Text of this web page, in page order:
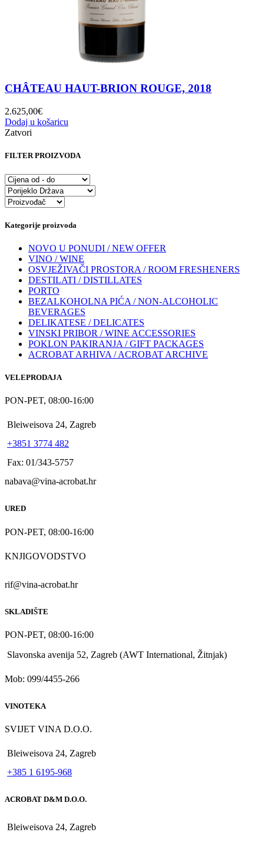
CHÂTEAU HAUT-BRION ROUGE, 2018
2.625,00€
Dodaj u košaricu
Zatvori
FILTER PROIZVODA
Kategorije proizvoda
NOVO U PONUDI / NEW OFFER
VINO / WINE
OSVJEŽIVAČI PROSTORA / ROOM FRESHENERS
DESTILATI / DISTILLATES
PORTO
BEZALKOHOLNA PIĆA / NON-ALCOHOLIC
BEVERAGES
DELIKATESE / DELICATES
VINSKI PRIBOR / WINE ACCESSORIES
POKLON PAKIRANJA / GIFT PACKAGES
ACROBAT ARHIVA / ACROBAT ARCHIVE
VELEPRODAJA
PON-PET, 08:00-16:00
Bleiweisova 24, Zagreb
+3851 3774 482
Fax: 01/343-5757
nabava@vina-acrobat.hr
URED
PON-PET, 08:00-16:00
KNJIGOVODSTVO
rif@vina-acrobat.hr
SKLADIŠTE
PON-PET, 08:00-16:00
Slavonska avenija 52, Zagreb (AWT International, Žitnjak)
Mob: 099/4455-266
VINOTEKA
SVIJET VINA D.O.O.
Bleiweisova 24, Zagreb
+385 1 6195-968
ACROBAT D&M D.O.O.
Bleiweisova 24, Zagreb